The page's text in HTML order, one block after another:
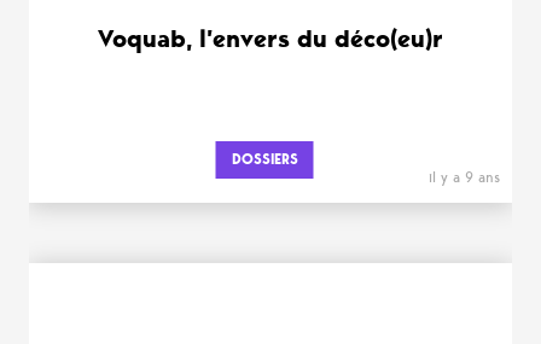
Voquab, l’envers du déco(eu)r
DOSSIERS
il y a 9 ans